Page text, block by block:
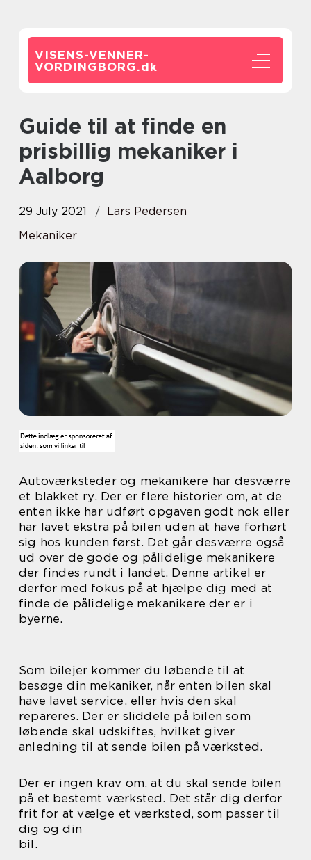
VISENS-VENNER-
VORDINGBORG.dk
Guide til at finde en
prisbillig mekaniker i
Aalborg
29 July 2021
Lars Pedersen
Mekaniker
Autoværksteder og mekanikere har desværre
et blakket ry. Der er flere historier om, at de
enten ikke har udført opgaven godt nok eller
har lavet ekstra på bilen uden at have forhørt
sig hos kunden først. Det går desværre også
ud over de gode og pålidelige mekanikere
der findes rundt i landet. Denne artikel er
derfor med fokus på at hjælpe dig med at
finde de pålidelige mekanikere der er i
byerne.
Som bilejer kommer du løbende til at
besøge din mekaniker, når enten bilen skal
have lavet service, eller hvis den skal
repareres. Der er sliddele på bilen som
løbende skal udskiftes, hvilket giver
anledning til at sende bilen på værksted.
Der er ingen krav om, at du skal sende bilen
på et bestemt værksted. Det står dig derfor
frit for at vælge et værksted, som passer til
dig og din
bil.